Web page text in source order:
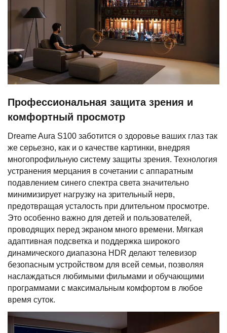
Профессиональная защита зрения и
комфортный просмотр
Dreame Aura S100 заботится о здоровье ваших глаз так
же серьезно, как и о качестве картинки, внедряя
многопрофильную систему защиты зрения. Технология
устранения мерцания в сочетании с аппаратным
подавлением синего спектра света значительно
минимизирует нагрузку на зрительный нерв,
предотвращая усталость при длительном просмотре.
Это особенно важно для детей и пользователей,
проводящих перед экраном много времени. Мягкая
адаптивная подсветка и поддержка широкого
динамического диапазона HDR делают телевизор
безопасным устройством для всей семьи, позволяя
наслаждаться любимыми фильмами и обучающими
программами с максимальным комфортом в любое
время суток.